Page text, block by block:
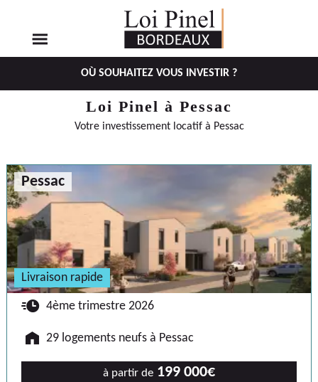
Aller
Aller
OÙ SOUHAITEZ VOUS INVESTIR ?
Loi Pinel à Pessac
Votre investissement locatif à Pessac
Pessac
Livraison rapide
🕐 4ème trimestre 2026
🏠 29 logements neufs à Pessac
à partir de 199 000€